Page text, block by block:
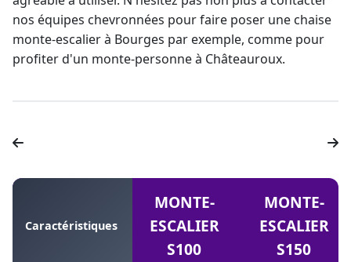
nos équipes chevronnées pour faire poser une chaise
monte-escalierà Bourges par exemple, comme pour
profiter d'un monte-personne à Châteauroux.
Caractéristiques
MONTE-
ESCALIER
S100
MONTE-
ESCALIER
S150